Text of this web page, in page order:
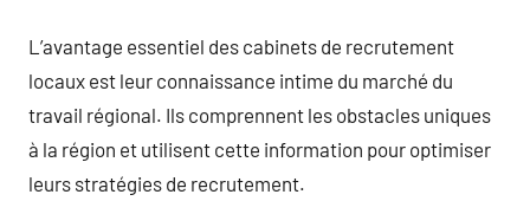
L’avantage essentiel des cabinets de recrutement
locaux est leur connaissance intime du marché du
travail régional. Ils comprennent les obstacles uniques
à la région et utilisent cette information pour optimiser
leurs stratégies de recrutement.